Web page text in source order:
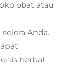
obat atau
Anda.
herbal